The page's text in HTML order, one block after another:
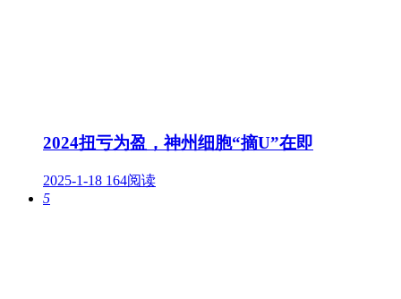
2024扭亏为盈，神州细胞“摘U”在即
2025-1-18 164阅读
5